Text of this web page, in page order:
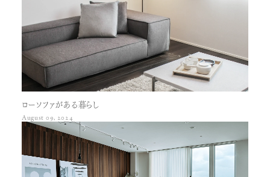
ローソファがある暮らし
August 09, 2024